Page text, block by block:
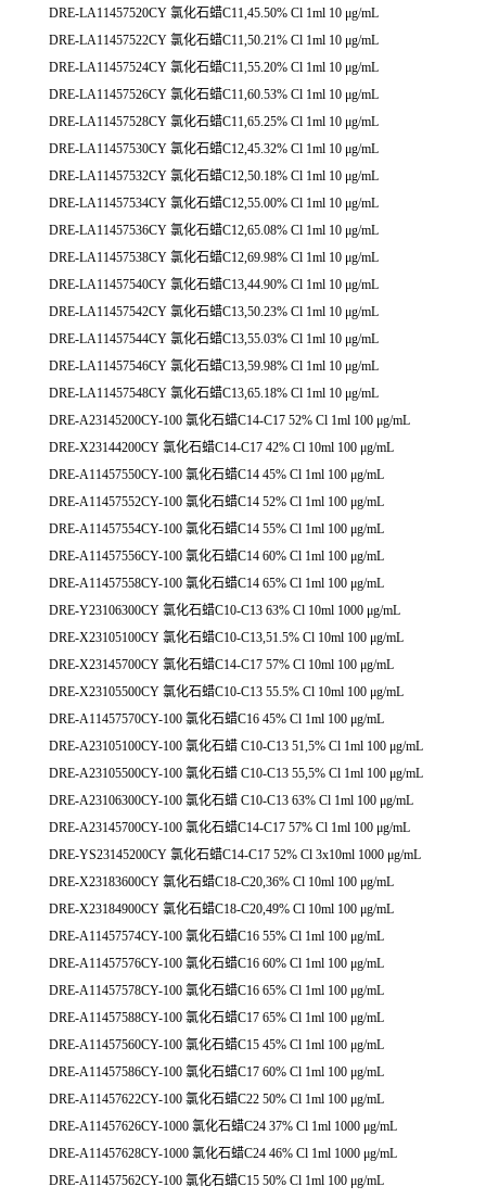
DRE-LA11457520CY 氯化石蜡C11,45.50% Cl 1ml 10 μg/mL
DRE-LA11457522CY 氯化石蜡C11,50.21% Cl 1ml 10 μg/mL
DRE-LA11457524CY 氯化石蜡C11,55.20% Cl 1ml 10 μg/mL
DRE-LA11457526CY 氯化石蜡C11,60.53% Cl 1ml 10 μg/mL
DRE-LA11457528CY 氯化石蜡C11,65.25% Cl 1ml 10 μg/mL
DRE-LA11457530CY 氯化石蜡C12,45.32% Cl 1ml 10 μg/mL
DRE-LA11457532CY 氯化石蜡C12,50.18% Cl 1ml 10 μg/mL
DRE-LA11457534CY 氯化石蜡C12,55.00% Cl 1ml 10 μg/mL
DRE-LA11457536CY 氯化石蜡C12,65.08% Cl 1ml 10 μg/mL
DRE-LA11457538CY 氯化石蜡C12,69.98% Cl 1ml 10 μg/mL
DRE-LA11457540CY 氯化石蜡C13,44.90% Cl 1ml 10 μg/mL
DRE-LA11457542CY 氯化石蜡C13,50.23% Cl 1ml 10 μg/mL
DRE-LA11457544CY 氯化石蜡C13,55.03% Cl 1ml 10 μg/mL
DRE-LA11457546CY 氯化石蜡C13,59.98% Cl 1ml 10 μg/mL
DRE-LA11457548CY 氯化石蜡C13,65.18% Cl 1ml 10 μg/mL
DRE-A23145200CY-100 氯化石蜡C14-C17 52% Cl 1ml 100 μg/mL
DRE-X23144200CY 氯化石蜡C14-C17 42% Cl 10ml 100 μg/mL
DRE-A11457550CY-100 氯化石蜡C14 45% Cl 1ml 100 μg/mL
DRE-A11457552CY-100 氯化石蜡C14 52% Cl 1ml 100 μg/mL
DRE-A11457554CY-100 氯化石蜡C14 55% Cl 1ml 100 μg/mL
DRE-A11457556CY-100 氯化石蜡C14 60% Cl 1ml 100 μg/mL
DRE-A11457558CY-100 氯化石蜡C14 65% Cl 1ml 100 μg/mL
DRE-Y23106300CY 氯化石蜡C10-C13 63% Cl 10ml 1000 μg/mL
DRE-X23105100CY 氯化石蜡C10-C13,51.5% Cl 10ml 100 μg/mL
DRE-X23145700CY 氯化石蜡C14-C17 57% Cl 10ml 100 μg/mL
DRE-X23105500CY 氯化石蜡C10-C13 55.5% Cl 10ml 100 μg/mL
DRE-A11457570CY-100 氯化石蜡C16 45% Cl 1ml 100 μg/mL
DRE-A23105100CY-100 氯化石蜡 C10-C13 51,5% Cl 1ml 100 μg/mL
DRE-A23105500CY-100 氯化石蜡 C10-C13 55,5% Cl 1ml 100 μg/mL
DRE-A23106300CY-100 氯化石蜡 C10-C13 63% Cl 1ml 100 μg/mL
DRE-A23145700CY-100 氯化石蜡C14-C17 57% Cl 1ml 100 μg/mL
DRE-YS23145200CY 氯化石蜡C14-C17 52% Cl 3x10ml 1000 μg/mL
DRE-X23183600CY 氯化石蜡C18-C20,36% Cl 10ml 100 μg/mL
DRE-X23184900CY 氯化石蜡C18-C20,49% Cl 10ml 100 μg/mL
DRE-A11457574CY-100 氯化石蜡C16 55% Cl 1ml 100 μg/mL
DRE-A11457576CY-100 氯化石蜡C16 60% Cl 1ml 100 μg/mL
DRE-A11457578CY-100 氯化石蜡C16 65% Cl 1ml 100 μg/mL
DRE-A11457588CY-100 氯化石蜡C17 65% Cl 1ml 100 μg/mL
DRE-A11457560CY-100 氯化石蜡C15 45% Cl 1ml 100 μg/mL
DRE-A11457586CY-100 氯化石蜡C17 60% Cl 1ml 100 μg/mL
DRE-A11457622CY-100 氯化石蜡C22 50% Cl 1ml 100 μg/mL
DRE-A11457626CY-1000 氯化石蜡C24 37% Cl 1ml 1000 μg/mL
DRE-A11457628CY-1000 氯化石蜡C24 46% Cl 1ml 1000 μg/mL
DRE-A11457562CY-100 氯化石蜡C15 50% Cl 1ml 100 μg/mL